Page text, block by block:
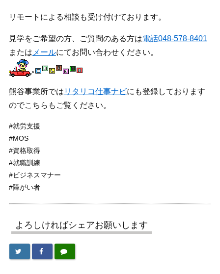
リモートによる相談も受け付けております。
見学をご希望の方、ご質問のある方は電話048-578-8401
または メールにてお問い合わせください。
熊谷事業所では リタリコ仕事ナビにも登録しております
のでこちらもご覧ください。
#就労支援
#MOS
#資格取得
#就職訓練
#ビジネスマナー
#障がい者
よろしければシェアお願いします